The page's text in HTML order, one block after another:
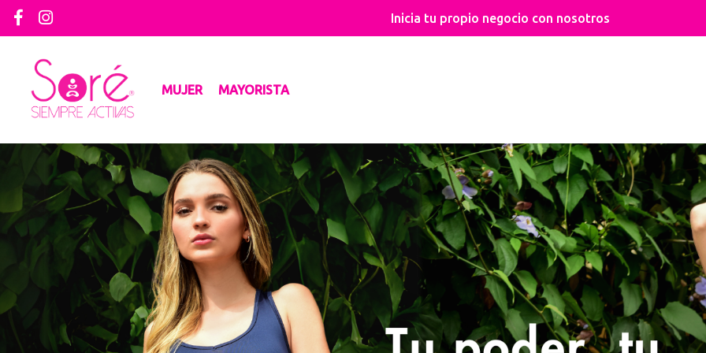
Envíos gratis por compras superiores a $300.000
MUJER MAYORISTA